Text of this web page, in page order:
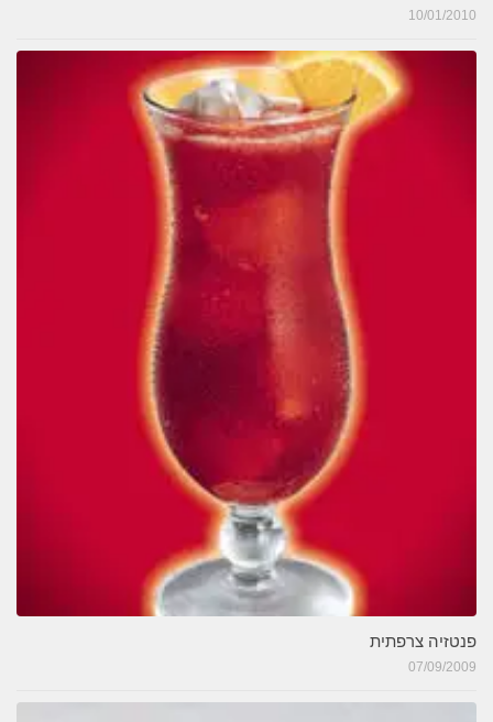
10/01/2010
פנטזיה צרפתית
07/09/2009